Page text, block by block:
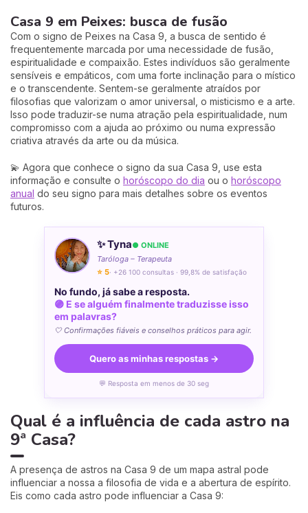
Casa 9 em Peixes: busca de fusão
Com o signo de Peixes na Casa 9, a busca de sentido é
frequentemente marcada por uma necessidade de fusão,
espiritualidade e compaixão. Estes indivíduos são geralmente
sensíveis e empáticos, com uma forte inclinação para o místico
e o transcendente. Sentem-se geralmente atraídos por
filosofias que valorizam o amor universal, o misticismo e a arte.
Isso pode traduzir-se numa atração pela espiritualidade, num
compromisso com a ajuda ao próximo ou numa expressão
criativa através da arte ou da música.
💫 Agora que conhece o signo da sua Casa 9, use esta
informação e consulte o horóscopo do dia ou o horóscopo
anual do seu signo para mais detalhes sobre os eventos
futuros.
✨ Tyna● ONLINE
Taróloga – Terapeuta
⭐ 5· +26 100 consultas · 99,8% de satisfação
No fundo, já sabe a resposta.
🟣 E se alguém finalmente traduzisse isso
em palavras?
🤍 Confirmações fiáveis e conselhos práticos para agir.
Quero as minhas respostas →
💬 Resposta em menos de 30 seg
Qual é a influência de cada astro na
9ª Casa?
A presença de astros na Casa 9 de um mapa astral pode
influenciar a nossa a filosofia de vida e a abertura de espírito.
Eis como cada astro pode influenciar a Casa 9: